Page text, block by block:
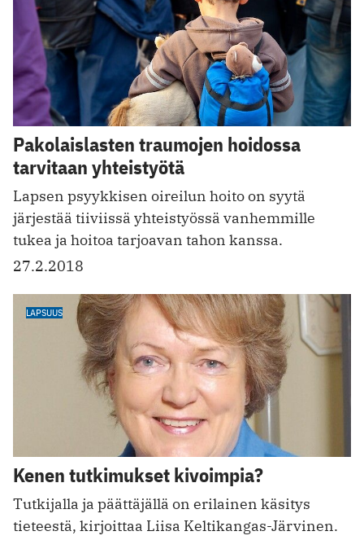
Pakolaislasten traumojen hoidossa
tarvitaan yhteistyötä
Lapsen psyykkisen oireilun hoito on syytä
järjestää tiiviissä yhteistyössä vanhemmille
tukea ja hoitoa tarjoavan tahon kanssa.
27.2.2018
LAPSUUS
Kenen tutkimukset kivoimpia?
Tutkijalla ja päättäjällä on erilainen käsitys
tieteestä, kirjoittaa Liisa Keltikangas-Järvinen.